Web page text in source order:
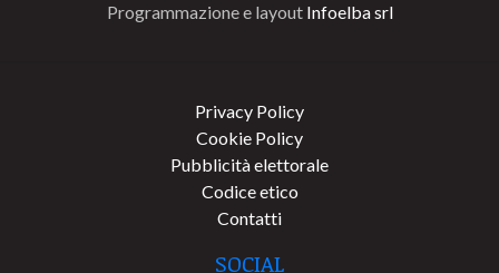
Programmazione e layout Infoelba srl
Privacy Policy
Cookie Policy
Pubblicità elettorale
Codice etico
Contatti
SOCIAL